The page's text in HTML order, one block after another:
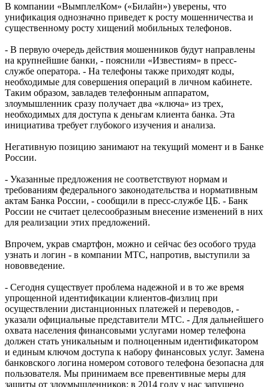
В компании «ВымплелКом» («Билайн») уверены, что
унификация однозначно приведет к росту мошенничества и
существенному росту хищений мобильных телефонов.
- В первую очередь действия мошенников будут направлены
на крупнейшие банки, - пояснили «Известиям» в пресс-
службе оператора. - На телефоны также приходят коды,
необходимые для совершения операций в личном кабинете.
Таким образом, завладев телефонным аппаратом,
злоумышленник сразу получает два «ключа» из трех,
необходимых для доступа к деньгам клиента банка. Эта
инициатива требует глубокого изучения и анализа.
Негативную позицию занимают на текущий момент и в Банке
России.
- Указанные предложения не соответствуют нормам и
требованиям федерального законодательства и нормативным
актам Банка России, - сообщили в пресс-службе ЦБ. - Банк
России не считает целесообразным внесение изменений в них
для реализации этих предложений.
Впрочем, украв смартфон, можно и сейчас без особого труда
узнать и логин - в компании МТС, напротив, выступили за
нововведение.
- Сегодня существует проблема надежной и в то же время
упрощенной идентификации клиентов-физлиц при
осуществлении дистанционных платежей и переводов, -
указали официальные представители МТС. - Для дальнейшего
охвата населения финансовыми услугами номер телефона
должен стать уникальным и полноценным идентификатором
и единым ключом доступа к набору финансовых услуг. Замена
банковского логина номером сотового телефона безопасна для
пользователя. Мы принимаем все превентивные меры для
защиты от злоумышленников: в 2014 году у нас запущено